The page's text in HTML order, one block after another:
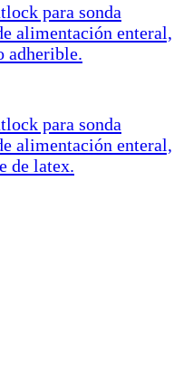
para sonda
alimentación enteral,
adherible.
para sonda
alimentación enteral,
de latex.